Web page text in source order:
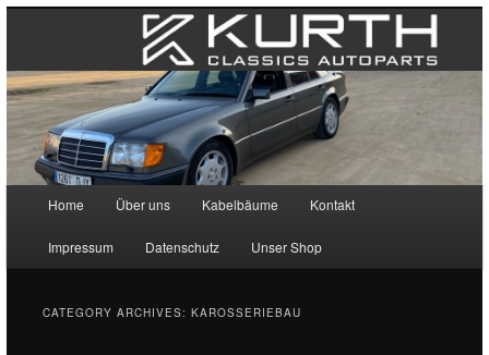
Skip to primary content
Skip to secondary content
Home Über uns Kabelbäume Kontakt
Impressum Datenschutz Unser Shop
CATEGORY ARCHIVES:KAROSSERIEBAU